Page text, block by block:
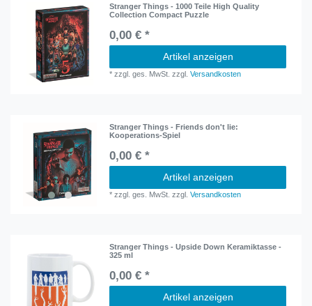
Stranger Things - 1000 Teile High Quality
Collection Compact Puzzle
0,00 € *
Artikel anzeigen
*zzgl. ges. MwSt. zzgl.Versandkosten
Stranger Things - Friends don't lie:
Kooperations-Spiel
0,00 € *
Artikel anzeigen
*zzgl. ges. MwSt. zzgl.Versandkosten
Stranger Things - Upside Down Keramiktasse -
325 ml
0,00 € *
Artikel anzeigen